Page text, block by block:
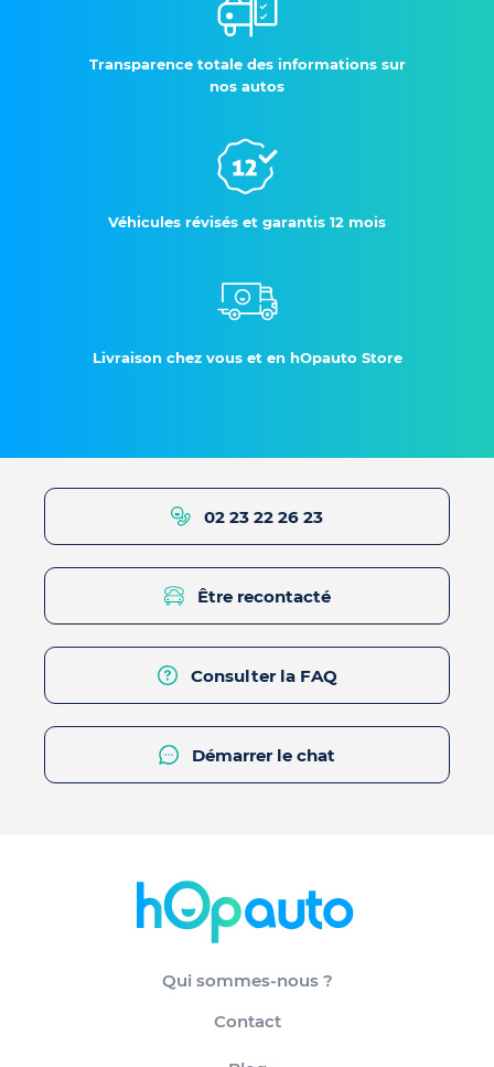
Transparence totale des informations sur
nos autos
Véhicules révisés et garantis 12 mois
Livraison chez vous et en hOpauto Store
02 23 22 26 23
Être recontacté
Consulter la FAQ
Démarrer le chat
Qui sommes-nous ?
Contact